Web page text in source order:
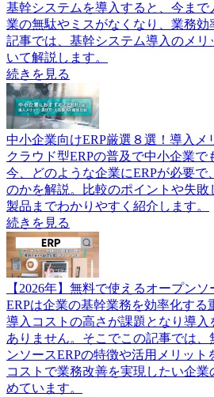
基幹システムを導入すると、今ま
業の無駄やミスがなくなり、業務
記事では、基幹システム導入のメ
いて解説します。
続きを見る
中小企業向けERP厳選８選！導入メ
クラウド型ERPの普及で中小企業で
今、どのような企業にERPが必要で
のかを解説。比較のポイントや失
製品までわかりやすく紹介します。
続きを見る
【2026年】無料で使えるオープン
ERPは企業の基幹業務を効率化する
導入コストの高さが課題となり導入
ありません。そこでこの記事では
ンソースERPの特徴や活用メリッ
コストで業務改善を実現したい企業
めています。